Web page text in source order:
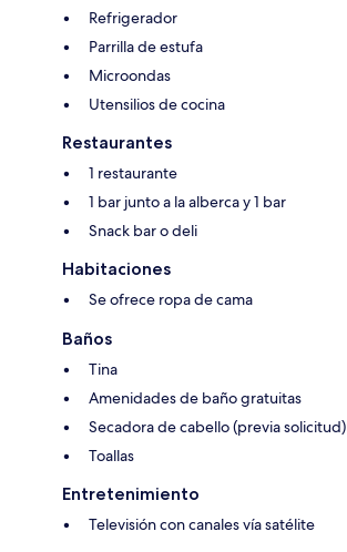
Refrigerador
Parrilla de estufa
Microondas
Utensilios de cocina
Restaurantes
1 restaurante
1 bar junto a la alberca y 1 bar
Snack bar o deli
Habitaciones
Se ofrece ropa de cama
Baños
Tina
Amenidades de baño gratuitas
Secadora de cabello (previa solicitud)
Toallas
Entretenimiento
Televisión con canales vía satélite